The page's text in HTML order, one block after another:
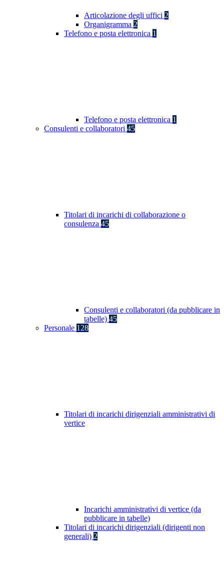
Articolazione degli uffici 2
Organigramma 2
Telefono e posta elettronica 1
Telefono e posta elettronica 1
Consulenti e collaboratori 45
Titolari di incarichi di collaborazione o
consulenza 45
Consulenti e collaboratori (da pubblicare in
tabelle) 45
Personale 128
Titolari di incarichi dirigenziali amministrativi di
vertice
Incarichi amministrativi di vertice (da
pubblicare in tabelle)
Titolari di incarichi dirigenziali (dirigenti non
generali) 2